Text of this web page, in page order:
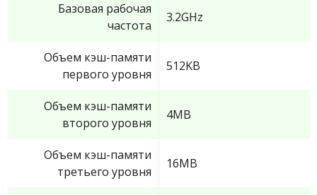
Базовая рабочая
частота
3.2GHz
Объем кэш-памяти
первого уровня
512KB
Объем кэш-памяти
второго уровня
4MB
Объем кэш-памяти
третьего уровня
16MB